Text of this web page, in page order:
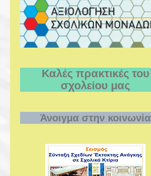
Καλές πρακτικές του
σχολείου μας
Άνοιγμα στην κοινωνία